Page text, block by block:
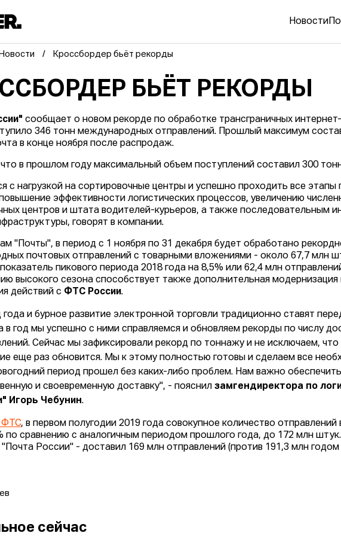
Новости
Новости Кроссбордер бьёт рекорды
БЬЁТ РЕКОРДЫ
сообщает о новом рекорде по обработке трансграничных
346 тонн международных отправлений. Прошлый максимум
в конце ноября после распродаж.
в прошлом году максимальный объем поступлений составил 300
с нагрузкой на сортировочные центры и успешно проходить все этапы
эффективности логистических процессов, увеличению
центров и штата водителей-курьеров, а также последовательным
говорят в компании.
"Почты", в период с 1 ноября по 31 декабря будет обработано
почтовых отправлений с товарными вложениями - около 67,7 млн
пикового периода 2018 года на 8,5% или 62,4 млн
высокого сезона способствует также дополнительная модернизация
действий с ФТС России.
и бурное развитие электронной торговли традиционно ставят
в год мы успешно с ними справляемся и обновляем рекорды по числу
Сейчас мы зафиксировали рекорд по тоннажу и не исключаем,
еще раз обновится. Мы к этому полностью готовы и сделаем все
период прошел без каких-либо проблем. Нам важно
и своевременную доставку", - пояснилзамгендиректора по
Игорь Чебунин.
ФТС, в первом полугодии 2019 года совокупное количество
по сравнению с аналогичным периодом прошлого года, до 172 млн
России" - доставил 169 млн отправлений (против 191,3 млн
сейчас